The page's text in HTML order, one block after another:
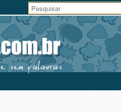
Área
do
Usuário